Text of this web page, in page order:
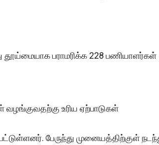
தூய்மையாக பராமரிக்க 228 பணியாளர்கள்
உரிய ஏற்பாடுகள்
பேருந்து முனையத்திற்குள்